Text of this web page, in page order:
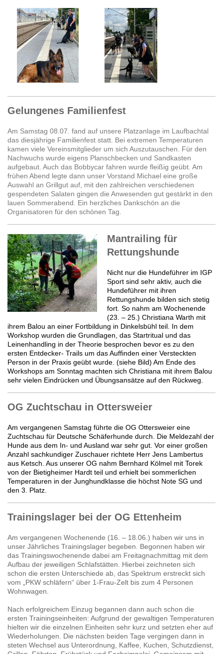
Gelungenes Familienfest
Am Samstag 08.07. fand auf unsere Platzanlage im Laufbachtal
das diesjährige Familienfest statt. Bei extremen Temperaturen
kamen viele Vereinsmitglieder um sich Auszutauschen. Für den
Nachwuchs wurde eigens Planschbecken und Sandkasten
aufgebaut. Auch das Bobbycar fahren wurde fleißig geübt. Am
frühen Abend legte dann unser Vorstand Michael eine große
Auswahl an Grillgut auf, mit den zahlreichen verschiedenen
gespendeten Salaten gingen die Anwesenden gut gestärkt in den
lauen Sommerabend. Ein herzliches Dankschön an die
Organisatoren für den schönen Tag.
Mantrailing für
Rettungshunde
Nicht nur die Hundeführer im IGP
Sport sind sehr aktiv, auch die
Hundeführer mit ihren
Rettungshunde bilden sich stetig
fort. So nahm am Wochenende
(23. – 25.) Christiana Warth mit
ihrem Balou an einer Fortbildung in Dinkelsbühl teil. In dem
Workshop wurden die Grundlagen, das Startritual und das
Leinenhandling in der Theorie besprochen bevor es zu den
ersten Entdecker- Trails um das Auffinden einer Versteckten
Person in der Praxis geübt wurde. (siehe Bild) Am Ende des
Workshops am Sonntag machten sich Christiana mit ihrem Balou
sehr vielen Eindrücken und Übungsansätze auf den Rückweg.
OG Zuchtschau in Ottersweier
Am vergangenen Samstag führte die OG Ottersweier eine
Zuchtschau für Deutsche Schäferhunde durch. Die Meldezahl der
Hunde aus dem In- und Ausland war sehr gut. Vor einer großen
Anzahl sachkundiger Zuschauer richtete Herr Jens Lambertus
aus Ketsch. Aus unserer OG nahm Bernhard Kölmel mit Torek
von der Bietigheimer Hardt teil und erhielt bei sommerlichen
Temperaturen in der Junghundklasse die höchst Note SG und
den 3. Platz.
Trainingslager bei der​ OG Ettenheim
Am vergangenen Wochenende (16. – 18.06.) haben wir uns in
unser Jährliches Trainingslager begeben. Begonnen haben wir
das Trainingswochenende dabei am Freitagnachmittag mit dem
Aufbau der jeweiligen Schlafstätten. Hierbei zeichneten sich
schon die ersten Unterschiede ab, das Spektrum erstreckt sich
vom „PKW schläfern“ über 1-Frau-Zelt bis zum 4 Personen
Wohnwagen.
Nach erfolgreichem Einzug begannen dann auch schon die
ersten Trainingseinheiten: Aufgrund der gewaltigen Temperaturen
hielten wir die einzelnen Einheiten sehr kurz und setzten eher auf
Wiederholungen. Die nächsten beiden Tage vergingen dann in
steten Wechsel aus Unterordnung, Kaffee, Kuchen, Schutzdienst,